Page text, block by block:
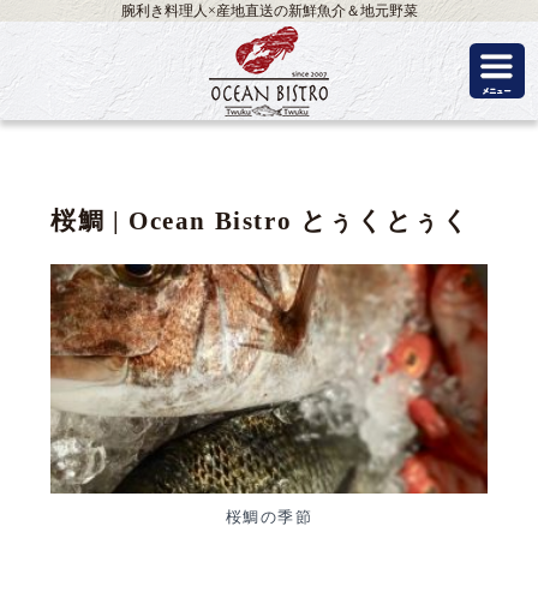
腕利き料理人×産地直送の新鮮魚介＆地元野菜
桜鯛 | Ocean Bistro とぅくとぅく
桜鯛の季節